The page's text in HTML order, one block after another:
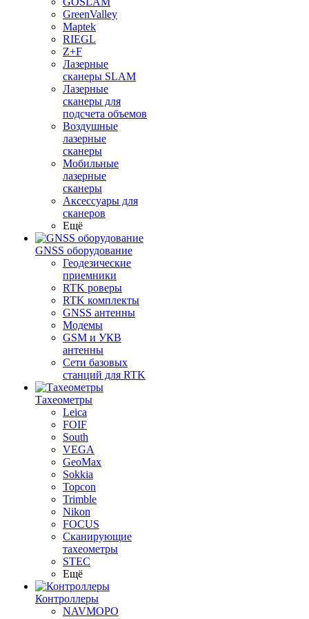
GreenValley
Maptek
RIEGL
Z+F
Лазерные
сканеры SLAM
Лазерные
сканеры для
подсчета объемов
Воздушные
лазерные
сканеры
Мобильные
лазерные
сканеры
Аксессуары для
сканеров
Ещё
GNSS оборудование
Геодезические
приемники
RTK роверы
RTK комплекты
GNSS антенны
Модемы
GSM и УКВ
антенны
Сети базовых
станций для RTK
Тахеометры
Leica
FOIF
South
VEGA
GeoMax
Sokkia
Topcon
Trimble
Nikon
FOCUS
Сканирующие
тахеометры
STEC
Ещё
Контроллеры
NAVMOPO